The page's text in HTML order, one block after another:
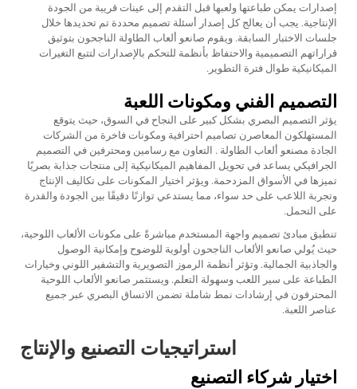
إصدارات يمكن طباعتها ولعبها قبل التقدم إلى عينات قريبة من الجودة
الإنتاجية. يجب أن يعالج كل إصدار أسئلة تصميم محددة تم تحديدها خلال
جلسات الاختبار السابقة. ويقوم صانعو ألعاب الطاولة الناجحون بتوثيق
قراراتهم التصميمية والاحتفاظ بأنظمة للتحكم بالإصدارات لتتبع التغيرات
الميكانيكية طوال فترة التطوير.
التصميم الفني ومكونات اللعبة
يؤثر التصميم البصري بشكل كبير على النجاح في السوق، حيث يتوقع
المستهلكون المعاصرن تصاميم احترافية ومكونات فاخرة من الشركات
الجادة مصنعو ألعاب الطاولة . التعاون مع رسامين ومحترفين في التصميم
الجرافيكي يساعد في تحويل المفاهيم الميكانيكية إلى منتجات جذابة بصريًا
تميزها في الأسواق المزدحمة. ويؤثر اختيار المكونات على تكاليف الإنتاج
وتجربة اللاعب على حد سواء، مما يستدعي توازنًا دقيقًا بين الجودة والقدرة
على التحمل.
تنطبق مبادئ تصميم واجهة المستخدم مباشرةً على مكونات الألعاب اللوحية،
حيث يُولي صانعو الألعاب الناجحون أولوية للوضوح وإمكانية الوصول
والجاذبية الجمالية. وتؤثر أنظمة الرموز التصويرية والتشفير اللوني وخيارات
الطباعة على سير اللعب وسهولة التعلم. ويستثمر صانعو الألعاب اللوحية
المحترفون في إرشادات نمط شاملة تضمن الاتساق البصري عبر جميع
عناصر اللعبة.
استراتيجيات التصنيع والإنتاج
اختيار شركاء التصنيع